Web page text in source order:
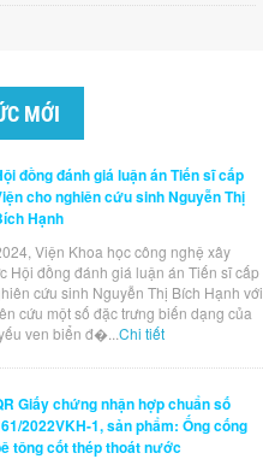
MỚI
đồng đánh giá luận án Tiến sĩ cấp
cho nghiên cứu sinh Nguyễn Thị
Hạnh
Viện Khoa học công nghệ xây
Hội đồng đánh giá luận án Tiến sĩ cấp
cứu sinh Nguyễn Thị Bích Hạnh với
cứu một số đặc trưng biến dạng của
ven biển đ�...Chi tiết
Giấy chứng nhận hợp chuẩn số
2022VKH-1, sản phẩm: Ống cống
tông cốt thép thoát nước